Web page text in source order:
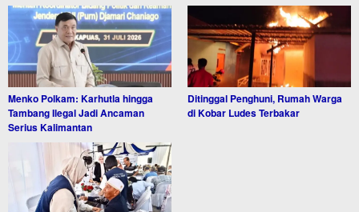
Menko Polkam: Karhutla hingga
Tambang Ilegal Jadi Ancaman
Serius Kalimantan
Ditinggal Penghuni, Rumah Warga
di Kobar Ludes Terbakar